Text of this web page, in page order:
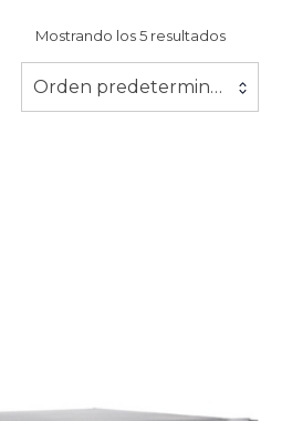
Mostrando los 5 resultados
Orden predeterminado